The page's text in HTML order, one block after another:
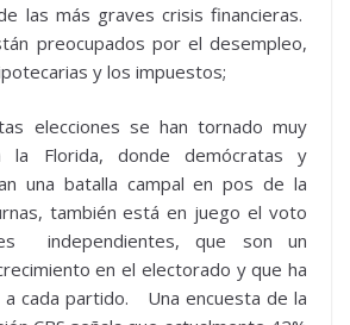
las más graves crisis financieras.
preocupados por el desempleo,
y los impuestos;
elecciones se han tornado muy
la Florida, donde demócratas y
una batalla campal en pos de la
también está en juego el voto
independientes, que son un
en el electorado y que ha
a cada partido. Una encuesta de la